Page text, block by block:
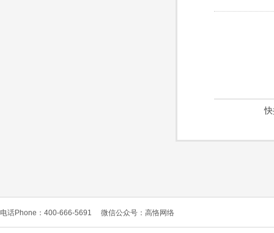
电话Phone：400-666-5691 微信公众号：高恪网络